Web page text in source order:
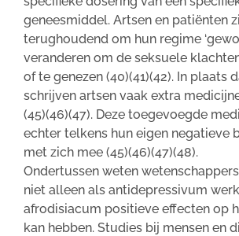
geneesmiddel. Artsen en patiënten
terughoudend om hun regime
veranderen om de seksuele
of te genezen (40)(41)(42). In plaats
schrijven artsen vaak extra
(45)(46)(47). Deze toegevoegde
echter telkens hun eigen negatieve
met zich mee (45)(46)(47)(48).
Ondertussen weten
niet alleen als antidepressivum
afrodisiacum positieve effecten op
kan hebben. Studies bij mensen en